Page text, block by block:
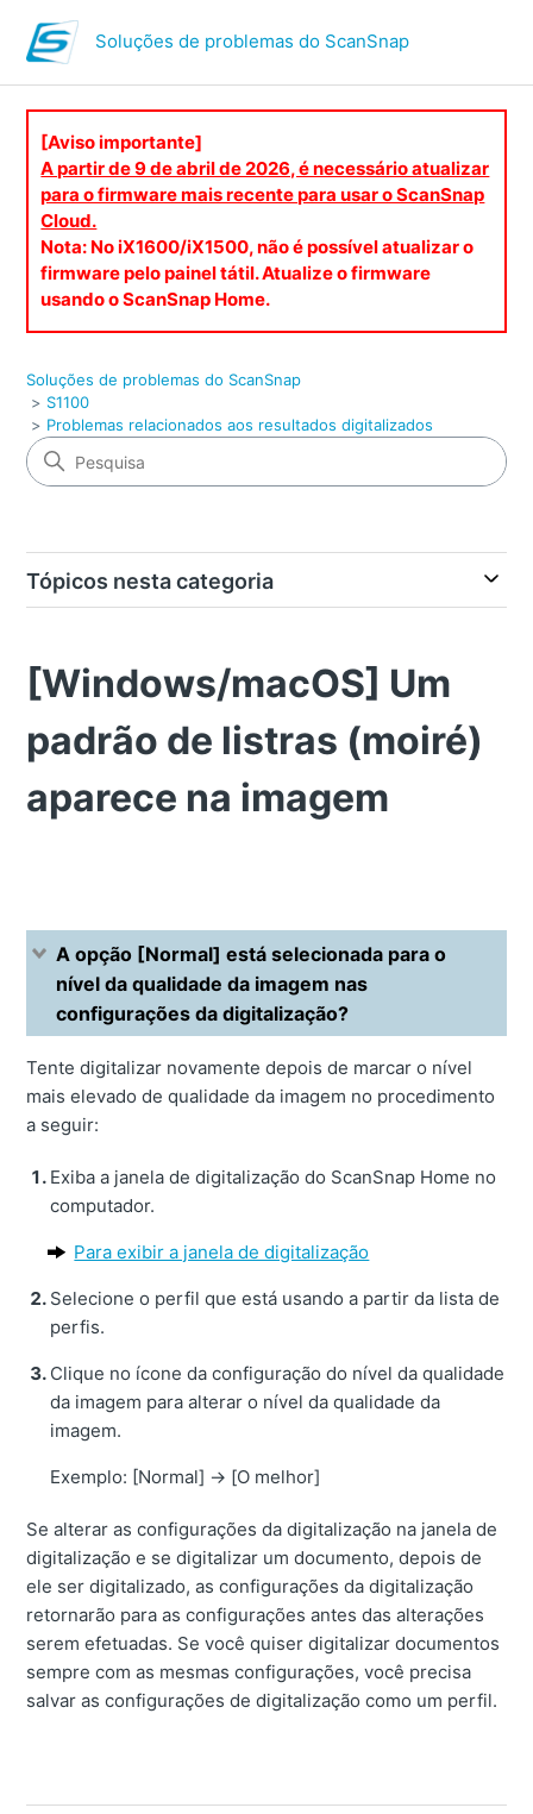
Soluções de problemas do ScanSnap
[Aviso importante]
A partir de 9 de abril de 2026, é necessário atualizar
para o firmware mais recente para usar o ScanSnap
Cloud.
Nota: No iX1600/iX1500, não é possível atualizar o
firmware pelo painel tátil. Atualize o firmware
usando o ScanSnap Home.
Soluções de problemas do ScanSnap
S1100
Problemas relacionados aos resultados digitalizados
Tópicos nesta categoria
[Windows/macOS] Um
padrão de listras (moiré)
aparece na imagem
A opção [Normal] está selecionada para o
nível da qualidade da imagem nas
configurações da digitalização?
Tente digitalizar novamente depois de marcar o nível
mais elevado de qualidade da imagem no procedimento
a seguir:
Exiba a janela de digitalização do ScanSnap Home no
computador.
Para exibir a janela de digitalização
Selecione o perfil que está usando a partir da lista de
perfis.
Clique no ícone da configuração do nível da qualidade
da imagem para alterar o nível da qualidade da
imagem.
Exemplo: [Normal] → [O melhor]
Se alterar as configurações da digitalização na janela de
digitalização e se digitalizar um documento, depois de
ele ser digitalizado, as configurações da digitalização
retornarão para as configurações antes das alterações
serem efetuadas. Se você quiser digitalizar documentos
sempre com as mesmas configurações, você precisa
salvar as configurações de digitalização como um perfil.